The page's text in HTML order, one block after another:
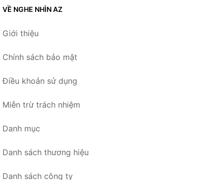
VỀ NGHE NHÌN AZ
Giới thiệu
Chính sách bảo mật
Điều khoản sử dụng
Miễn trừ trách nhiệm
Danh mục
Danh sách thương hiệu
Danh sách công ty